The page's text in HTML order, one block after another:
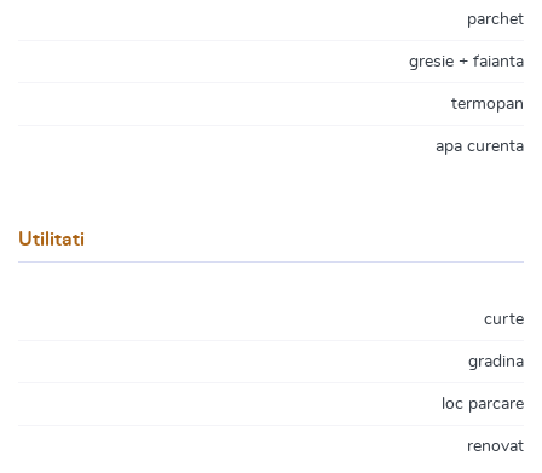
parchet
gresie + faianta
termopan
apa curenta
Utilitati
curte
gradina
loc parcare
renovat